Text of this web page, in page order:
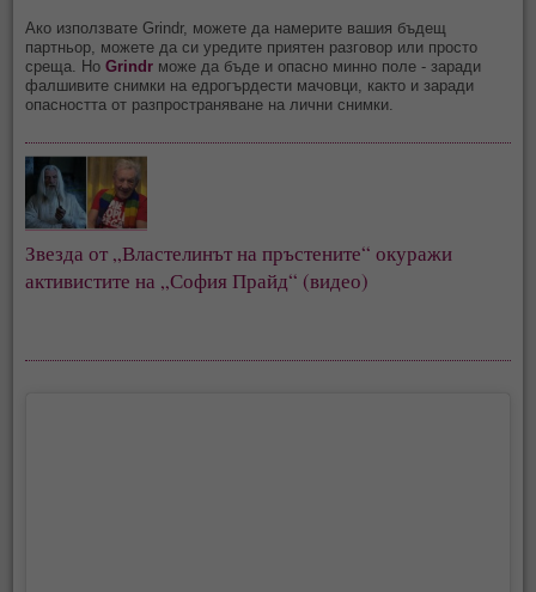
Ако използвате Grindr, можете да намерите вашия бъдещ
партньор, можете да си уредите приятен разговор или просто
среща. НоGrindr може да бъде и опасно минно поле - заради
фалшивите снимки на едрогърдести мачовци, както и заради
опасността от разпространяване на лични снимки.
Звезда от „Властелинът на пръстените“ окуражи
активистите на „София Прайд“ (видео)